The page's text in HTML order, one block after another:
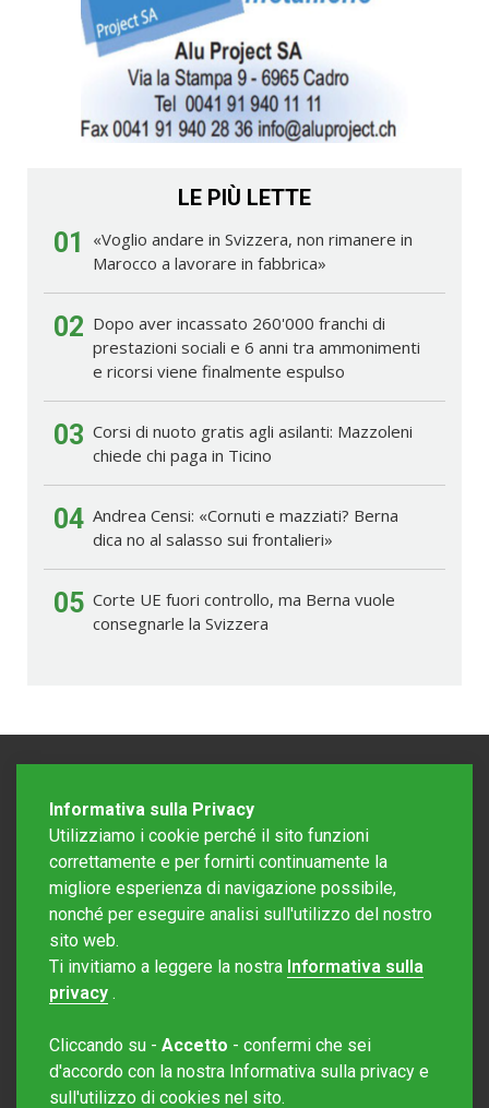
LE PIÙ LETTE
01
«Voglio andare in Svizzera, non rimanere in
Marocco a lavorare in fabbrica»
02 Dopo aver incassato 260'000 franchi di
prestazioni sociali e 6 anni tra ammonimenti
e ricorsi viene finalmente espulso
03 Corsi di nuoto gratis agli asilanti: Mazzoleni
chiede chi paga in Ticino
04 Andrea Censi: «Cornuti e mazziati? Berna
dica no al salasso sui frontalieri»
05 Corte UE fuori controllo, ma Berna vuole
consegnarle la Svizzera
Editore Rotostampa SA
Sito creato daRedesign
Informativa sulla Privacy
Utilizziamo i cookie perché il sito funzioni
correttamente e per fornirti continuamente la
migliore esperienza di navigazione possibile,
nonché per eseguire analisi sull'utilizzo del nostro
sito web.
Ti invitiamo a leggere la nostra Informativa sulla
privacy .
Cliccando su - Accetto - confermi che sei
d'accordo con la nostra Informativa sulla privacy e
sull'utilizzo di cookies nel sito.